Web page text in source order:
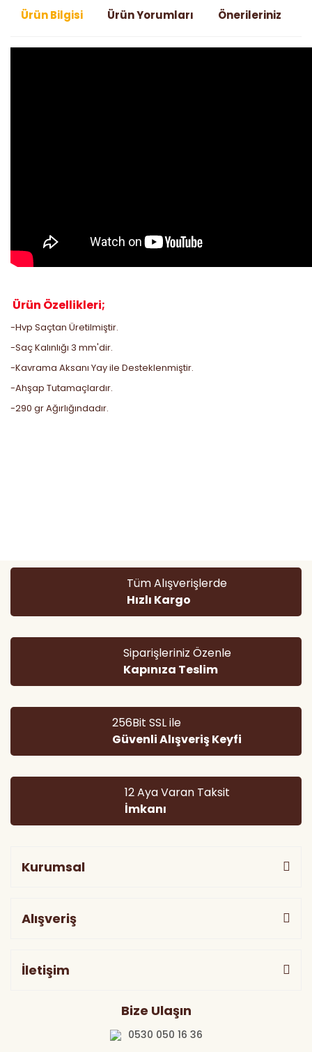
Ürün Bilgisi Ürün Yorumları Önerileriniz
Ürün Özellikleri;
-Hvp Saçtan Üretilmiştir.
-Saç Kalınlığı 3 mm'dir.
-Kavrama Aksanı Yay ile Desteklenmiştir.
-Ahşap Tutamaçlardır.
-290 gr Ağırlığındadır.
Ürün resmi kalitesiz, bozuk veya görüntülenemiyor.
Ürün açıklamasında eksik bilgiler bulunuyor.
Ürün bilgilerinde hatalar bulunuyor.
Bu ürüne benzer farklı alternatifler olmalı.
Gönder
Tüm Alışverişlerde
Hızlı Kargo
Siparişleriniz Özenle
Kapınıza Teslim
256Bit SSL ile
Güvenli Alışveriş Keyfi
12 Aya Varan Taksit
İmkanı
Kurumsal
Alışveriş
İletişim
Bize Ulaşın
0530 050 16 36